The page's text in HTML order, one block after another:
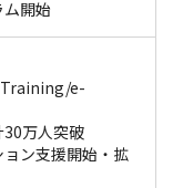
ム開始
Training/e-
30万人突破
ョン支援開始・拡